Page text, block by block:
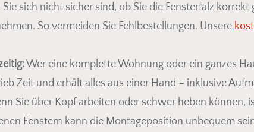
sich nicht sicher sind, ob Sie die Fensterfalz korrekt
So vermeiden Sie Fehlbestellungen. Unsere
Wer eine komplette Wohnung oder ein ganzes
Zeit und erhält alles aus einer Hand – inklusive
Sie über Kopf arbeiten oder schwer heben können,
Fenstern kann die Montageposition unbequem